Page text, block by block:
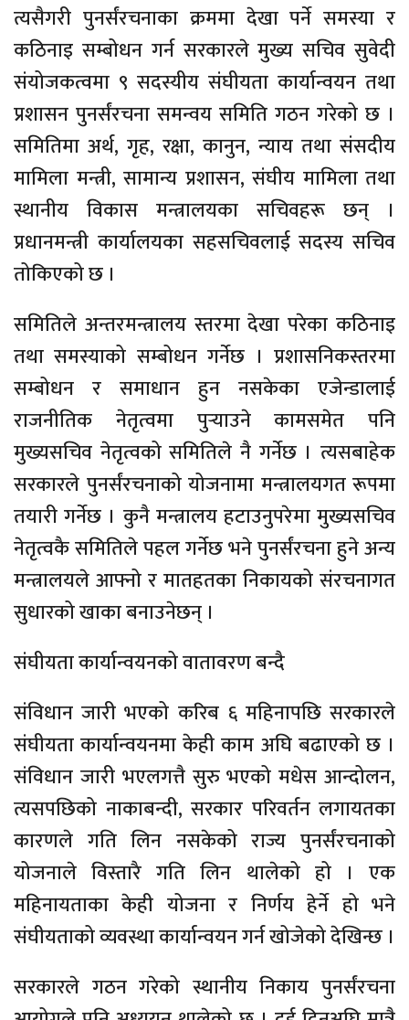
त्यसैगरी पुनर्संरचनाका क्रममा देखा पर्ने समस्या र
कठिनाइ सम्बोधन गर्न सरकारले मुख्य सचिव सुवेदी
संयोजकत्वमा ९ सदस्यीय संघीयता कार्यान्वयन तथा
प्रशासन पुनर्संरचना समन्वय समिति गठन गरेको छ ।
समितिमा अर्थ, गृह, रक्षा, कानुन, न्याय तथा संसदीय
मामिला मन्त्री, सामान्य प्रशासन, संघीय मामिला तथा
स्थानीय विकास मन्त्रालयका सचिवहरू छन् ।
प्रधानमन्त्री कार्यालयका सहसचिवलाई सदस्य सचिव
तोकिएको छ ।
समितिले अन्तरमन्त्रालय स्तरमा देखा परेका कठिनाइ
तथा समस्याको सम्बोधन गर्नेछ । प्रशासनिकस्तरमा
सम्बोधन र समाधान हुन नसकेका एजेन्डालाई
राजनीतिक नेतृत्वमा पुर्‍याउने कामसमेत पनि
मुख्यसचिव नेतृत्वको समितिले नै गर्नेछ । त्यसबाहेक
सरकारले पुनर्संरचनाको योजनामा मन्त्रालयगत रूपमा
तयारी गर्नेछ । कुनै मन्त्रालय हटाउनुपरेमा मुख्यसचिव
नेतृत्वकै समितिले पहल गर्नेछ भने पुनर्संरचना हुने अन्य
मन्त्रालयले आफ्नो र मातहतका निकायको संरचनागत
सुधारको खाका बनाउनेछन् ।
संघीयता कार्यान्वयनको वातावरण बन्दै
संविधान जारी भएको करिब ६ महिनापछि सरकारले
संघीयता कार्यान्वयनमा केही काम अघि बढाएको छ ।
संविधान जारी भएलगत्तै सुरु भएको मधेस आन्दोलन,
त्यसपछिको नाकाबन्दी, सरकार परिवर्तन लगायतका
कारणले गति लिन नसकेको राज्य पुनर्संरचनाको
योजनाले विस्तारै गति लिन थालेको हो । एक
महिनायताका केही योजना र निर्णय हेर्ने हो भने
संघीयताको व्यवस्था कार्यान्वयन गर्न खोजेको देखिन्छ ।
सरकारले गठन गरेको स्थानीय निकाय पुनर्संरचना